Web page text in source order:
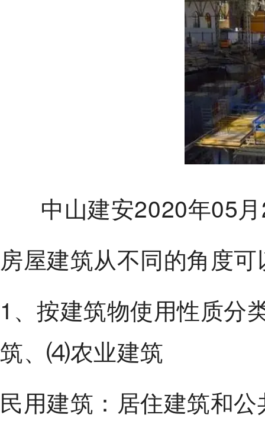
中山建安2020年05月
房屋建筑从不同的角度
1、按建筑物使用性质
筑、⑷农业建筑
民用建筑：居住建筑和